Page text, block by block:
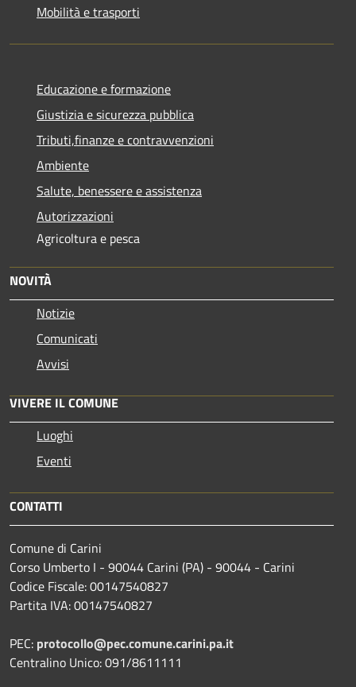
Mobilità e trasporti
Educazione e formazione
Giustizia e sicurezza pubblica
Tributi,finanze e contravvenzioni
Ambiente
Salute, benessere e assistenza
Autorizzazioni
Agricoltura e pesca
NOVITÀ
Notizie
Comunicati
Avvisi
VIVERE IL COMUNE
Luoghi
Eventi
CONTATTI
Comune di Carini
Corso Umberto I - 90044 Carini (PA) - 90044 - Carini
Codice Fiscale: 00147540827
Partita IVA: 00147540827
PEC: protocollo@pec.comune.carini.pa.it
Centralino Unico: 091/8611111